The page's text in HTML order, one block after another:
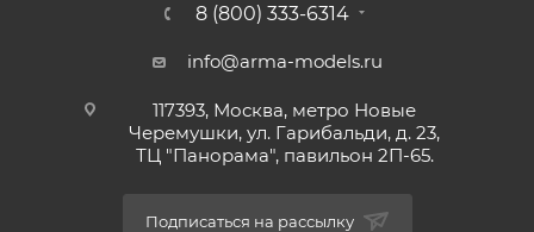
8 (800) 333-6314
info@arma-models.ru
117393, Москва, метро Новые
Черемушки, ул. Гарибальди, д. 23,
ТЦ "Панорама", павильон 2П-65.
Подписаться на рассылку